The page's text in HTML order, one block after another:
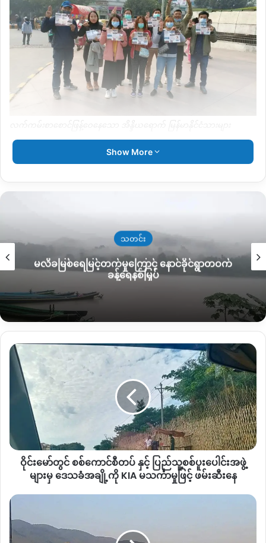
“India for Myanmar campaign ဖြစ်တယ်။ အဓိကတော့ အိန္ဒိယ
အစိုးရကို မြန်မာစစ်တပ်နဲ့ မပူးပေါင်းဖို့ ဖိတ်ခေါ်တာဖြစ်တယ်။ သူတို့
ရဲ့ ရင်းနှီးမြုပ်နှံမှုတွေကြောင့် စစ်တပ်က အကျိုးအမြတ်ရနေတဲ့
အတွက် ဒါကို ဆန့်ကျင်ကြောင်း ပြုလုပ်တာဖြစ်တယ်။” ဟု ယနေ့
လက်ကမ်းစာစောင်ကို နယူးဒေသလီမြို့ရှိ တက္ကသိုလ်ကျောင်းနှင့်
လူစည်ကားရာ နေရာများတွင် ဖြန့်ဝေခဲ့ပြီး အိန္ဒိယရောက် ချင်း၊
ကချင်အဖွဲ့အစည်းများနှင့် CDM ပြည်သူ့ဝန်ထမ်းများ ပါဝင်သည်ဟု
သိရသည်။
လက်ကမ်းစာစောင်ဖြန့်ဝေနေသော အိန္ဒိယရောက် မြန်မာနိုင်ငံသားများ
အဆိုပါလှုပ်ရှားမှုကို နယူးဒေလီမြို့တွင်အပြင် မီဇိုရမ် ပြည်နယ်နှင့်
မဏိပူရ် ပြည်နယ်များတွင်လည်း ယခုလက စတင်ပြီး ပြုလုပ်နေပြီ
Show More
သတင်း
မလိခမြစ်ရေမြင့်တက်မှုကြောင့် နောင်ခိုင်ရွာတဝက်
ခန့်ရေနစ်မြှပ်
ဝိုင်း
မော်
တွင်
ကောင်စီ
ပြည်သူ့စစ်
ပူးပေါင်း
အဖွဲ့
ဒေသခံ
အချို့
ကို
KIA
ဝိုင်းမော်တွင် စစ်ကောင်စီတပ် နှင့် ပြည်သူ့စစ်ပူးပေါင်းအဖွဲ့
များမှ ဒေသခံအချို့ကို KIA မသင်္ကာမှုဖြင့် ဖမ်းဆီးနေ
ဝမ်
တိန်-
ကျင်
စန်း